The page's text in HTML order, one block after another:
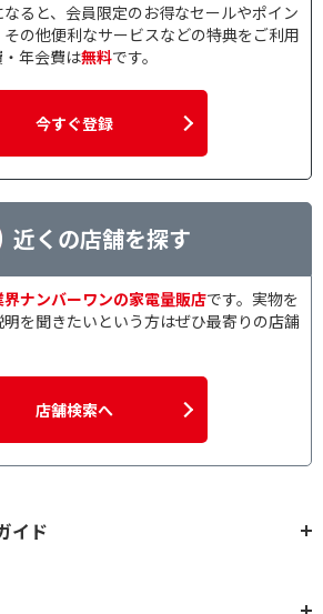
ると、会員限定のお得なセールやポイン
の他便利なサービスなどの特典をご利用
年会費は無料です。
今すぐ登録
近くの店舗を探す
ナンバーワンの家電量販店です。実物を
を聞きたいという方はぜひ最寄りの店舗
店舗検索へ
イド